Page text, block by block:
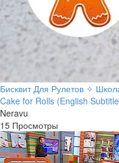
Бисквит Для Рулетов ✧
Cake for Rolls (English
Neravu
15 Просмотры